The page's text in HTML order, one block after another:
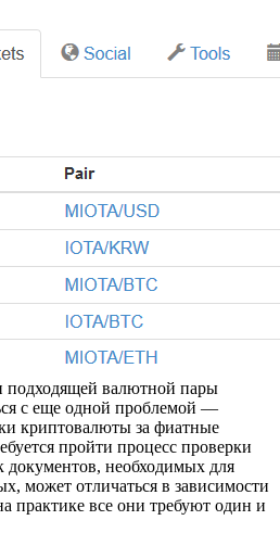
подходящей валютной пары
с еще одной проблемой —
криптовалюты за фиатные
пройти процесс проверки
документов, необходимых для
может отличаться в зависимости
практике все они требуют один и